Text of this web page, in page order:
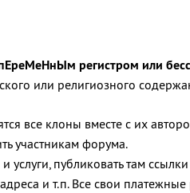
пЕреМеНнЫм регистром или
или религиозного
все клоны вместе с их
участникам форума.
публиковать там
и т.п. Все свои